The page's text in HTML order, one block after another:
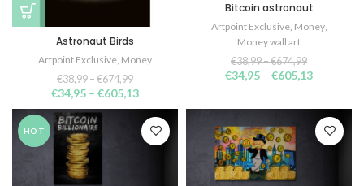
Astronaut Birds
Artpoint Exclusive Money
€38,99–€674,99
€34,95 – €605,13
Bitcoin astronaut
Artpoint Exclusive, Money,
Money wall art
€38,99–€674,99
€34,95 – €605,13
HOT